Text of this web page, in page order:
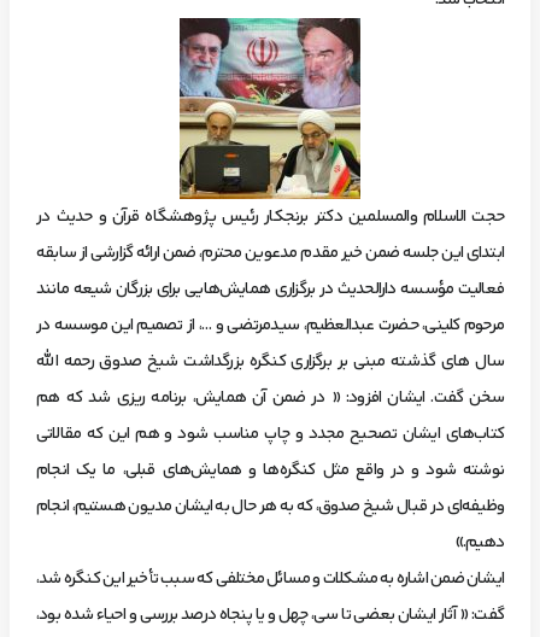
حجت الاسلام والمسلمین دکتر برنجکار رئیس پژوهشگاه قرآن و حدیث در
ابتدای این جلسه ضمن خیر مقدم مدعوین محترم، ضمن ارائه گزارشی از سابقه
فعالیت مؤسسه دارالحدیث در برگزاری همایش‌هایی برای بزرگان شیعه مانند
مرحوم کلینی، حضرت عبدالعظیم، سیدمرتضی و …، از تصمیم این موسسه در
سال های گذشته مبنی بر برگزاری کنگره بزرگداشت شیخ صدوق رحمه الله
سخن گفت. ایشان افزود: « در ضمن آن همایش، برنامه ریزی شد که هم
کتاب‌های ایشان تصحیح مجدد و چاپ مناسب شود و هم این که مقالاتی
نوشته شود و در واقع مثل کنگره‌ها و همایش‌های قبلی، ما یک انجام
وظیفه‌ای در قبال شیخ صدوق، که به هر حال به ایشان مدیون هستیم، انجام
دهیم.»
ایشان ضمن اشاره به مشکلات و مسائل مختلفی که سبب تأخیر این کنگره شد،
گفت: « آثار ایشان بعضی تا سی، چهل و یا پنجاه درصد بررسی و احیاء شده بود،